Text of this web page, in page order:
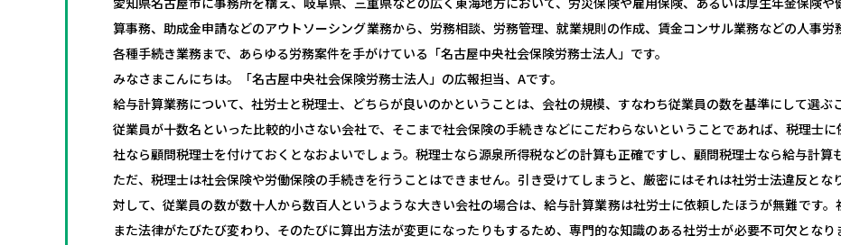
算事務、助成金申請などのアウトソーシング業務から、労務相談、労務管理、就業規則の作成、賃金コンサル業務などの人事
各種手続き業務まで、あらゆる労務案件を手がけている「名古屋中央社会保険労務士法人」です。
みなさまこんにちは。「名古屋中央社会保険労務士法人」の広報担当、Aです。
給与計算業務について、社労士と税理士、どちらが良いのかということは、会社の規模、すなわち従業員の数を基準にして選ぶ
従業員が十数名といった比較的小さない会社で、そこまで社会保険の手続きなどにこだわらないということであれば、税理士
社なら顧問税理士を付けておくとなおよいでしょう。税理士なら源泉所得税などの計算も正確ですし、顧問税理士なら給与計算
ただ、税理士は社会保険や労働保険の手続きを行うことはできません。引き受けてしまうと、厳密にはそれは社労士法違反となり
対して、従業員の数が数十人から数百人というような大きい会社の場合は、給与計算業務は社労士に依頼したほうが無難です。
また法律がたびたび変わり、そのたびに算出方法が変更になったりもするため、専門的な知識のある社労士が必要不可欠とな